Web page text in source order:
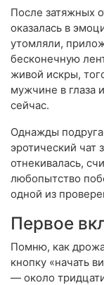
После затяжных
оказалась в
утомляли,
бесконечную
живой искры,
мужчине в глаза
сейчас.
Однажды подруга
эротический чат
отнекивалась,
любопытство
одной из
Первое
Помню, как
кнопку «начать
— около